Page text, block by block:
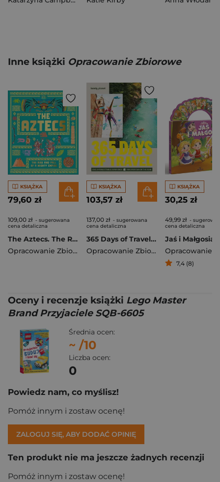
Inne książki Opracowanie Zbiorowe
KSIĄŻKA
79,60 zł
109,00 zł - sugerowana
cena detaliczna
The Aztecs. The Rise and Fall of a Mighty Empire
Opracowanie Zbiorowe
KSIĄŻKA
103,57 zł
137,00 zł - sugerowana
cena detaliczna
365 Days of Travel. Lonely Planet
Opracowanie Zbiorowe
KSIĄŻKA
30,25 zł
49,99 zł -
cena detaliczna
Jaś i Małgosia
7,4 (8)
Oceny i recenzje książki Lego Master
Brand Przyjaciele SQB-6605
Średnia ocen:
~ /10
Liczba ocen:
0
Powiedz nam, co myślisz!
Pomóż innym i zostaw ocenę!
ZALOGUJ SIĘ, ABY DODAĆ OPINIĘ
Ten produkt nie ma jeszcze żadnych recenzji
Pomóż innym i zostaw ocenę!